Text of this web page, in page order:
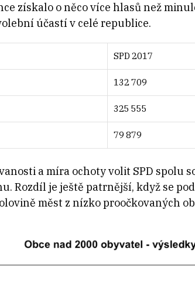
získalo o něco více hlasů než
účastí v celé republice.
SPD 2017
132 709
325 555
79 879
a míra ochoty volit SPD
Rozdíl je ještě patrnější, když se
měst z nízko proočkovaných